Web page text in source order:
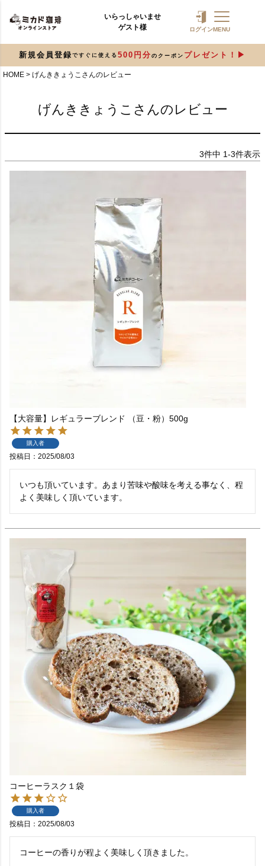
いらっしゃいませ
ゲスト様
ログインMENU
新規会員登録 ですぐに使える 500円分 のクーポン プレゼント！
HOME げんききょうこさんのレビュー
げんききょうこさんのレビュー
3件中 1-3件表示
【大容量】レギュラーブレンド （豆・粉）500g
購入者
投稿日 2025/08/03
いつも頂いています。あまり苦味や酸味を考える事なく、程
よく美味しく頂いています。
コーヒーラスク１袋
購入者
投稿日 2025/08/03
コーヒーの香りが程よく美味しく頂きました。